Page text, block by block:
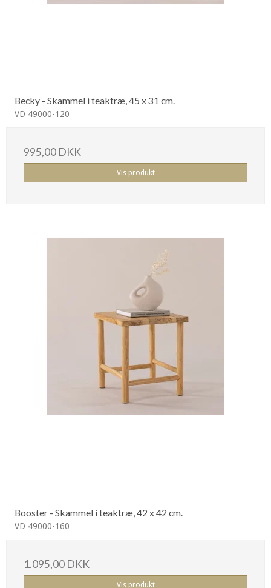
Becky - Skammel i teaktræ, 45 x 31 cm.
VD 49000-120
995,00 DKK
Vis produkt
Booster - Skammel i teaktræ, 42 x 42 cm.
VD 49000-160
1.095,00 DKK
Vis produkt